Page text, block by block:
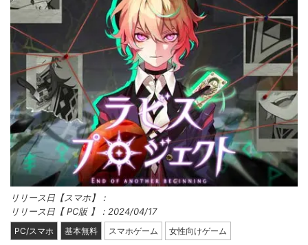
リリース日【スマホ】：
リリース日【 PC版 】：2024/04/17
PC/スマホ 基本無料 スマホゲーム 女性向けゲーム